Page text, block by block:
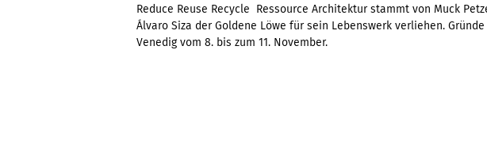
Reduce Reuse Recycle  Ressource Architektur stammt von Muck
Álvaro Siza der Goldene Löwe für sein Lebenswerk verliehen.
Venedig vom 8. bis zum 11. November.